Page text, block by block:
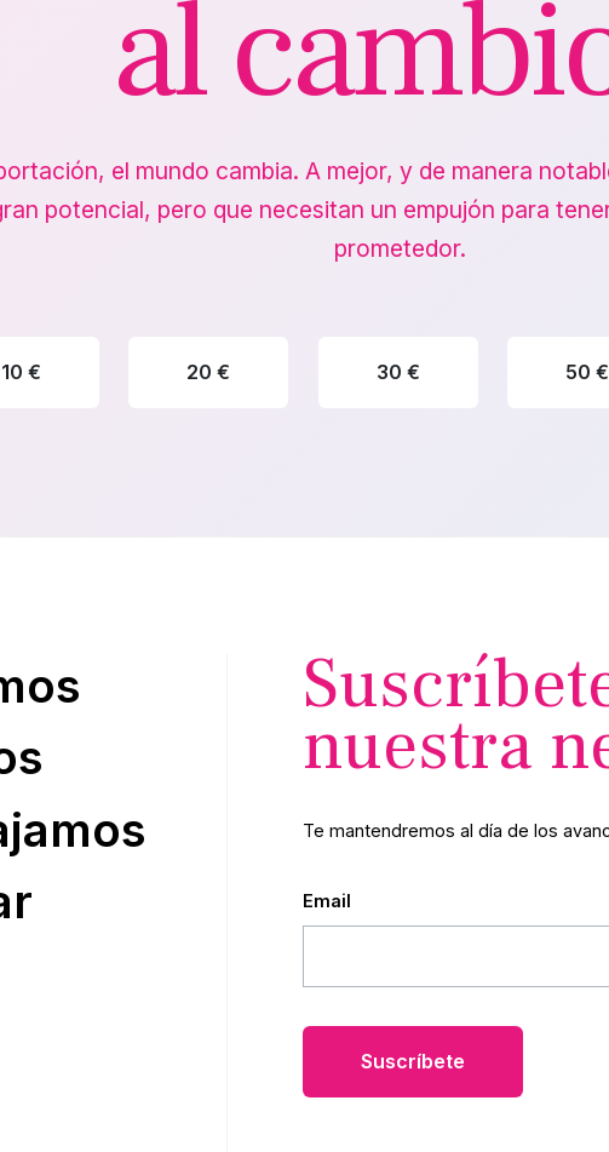
al
el mundo cambia. A mejor, y de manera
potencial, pero que necesitan un empujón para
prometedor.
10 € 20 € 30 € 50 €
nuestra
Te mantendremos al día de los
Email